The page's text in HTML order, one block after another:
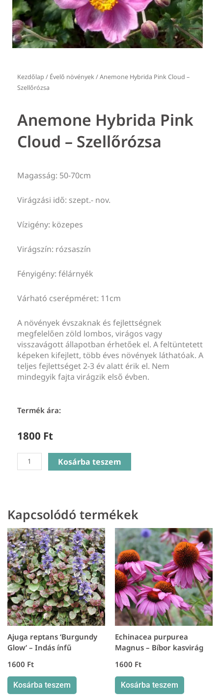
Kezdőlap / Évelő növények/ Anemone Hybrida Pink Cloud –
Szellőrózsa
Anemone Hybrida Pink
Cloud – Szellőrózsa
Magasság: 50-70cm
Virágzási idő: szept.- nov.
Vízigény: közepes
Virágszín: rózsaszín
Fényigény: félárnyék
Várható cserépméret: 11cm
A növények évszaknak és fejlettségnek
megfelelően zöld lombos, virágos vagy
visszavágott állapotban érhetőek el. A feltüntetett
képeken kifejlett, több éves növények láthatóak. A
teljes fejlettséget 2-3 év alatt érik el. Nem
mindegyik fajta virágzik első évben.
Termék ára:
1800 Ft
Anemone
Hybrida
Szellőrózsa
mennyiség
Kosárba teszem
Kapcsolódó termékek
Ajuga reptans ‘Burgundy
Glow’ – Indás ínfű
1600 Ft
Kosárba teszem
Echinacea purpurea
Magnus – Bíbor kasvirág
1600 Ft
Kosárba teszem